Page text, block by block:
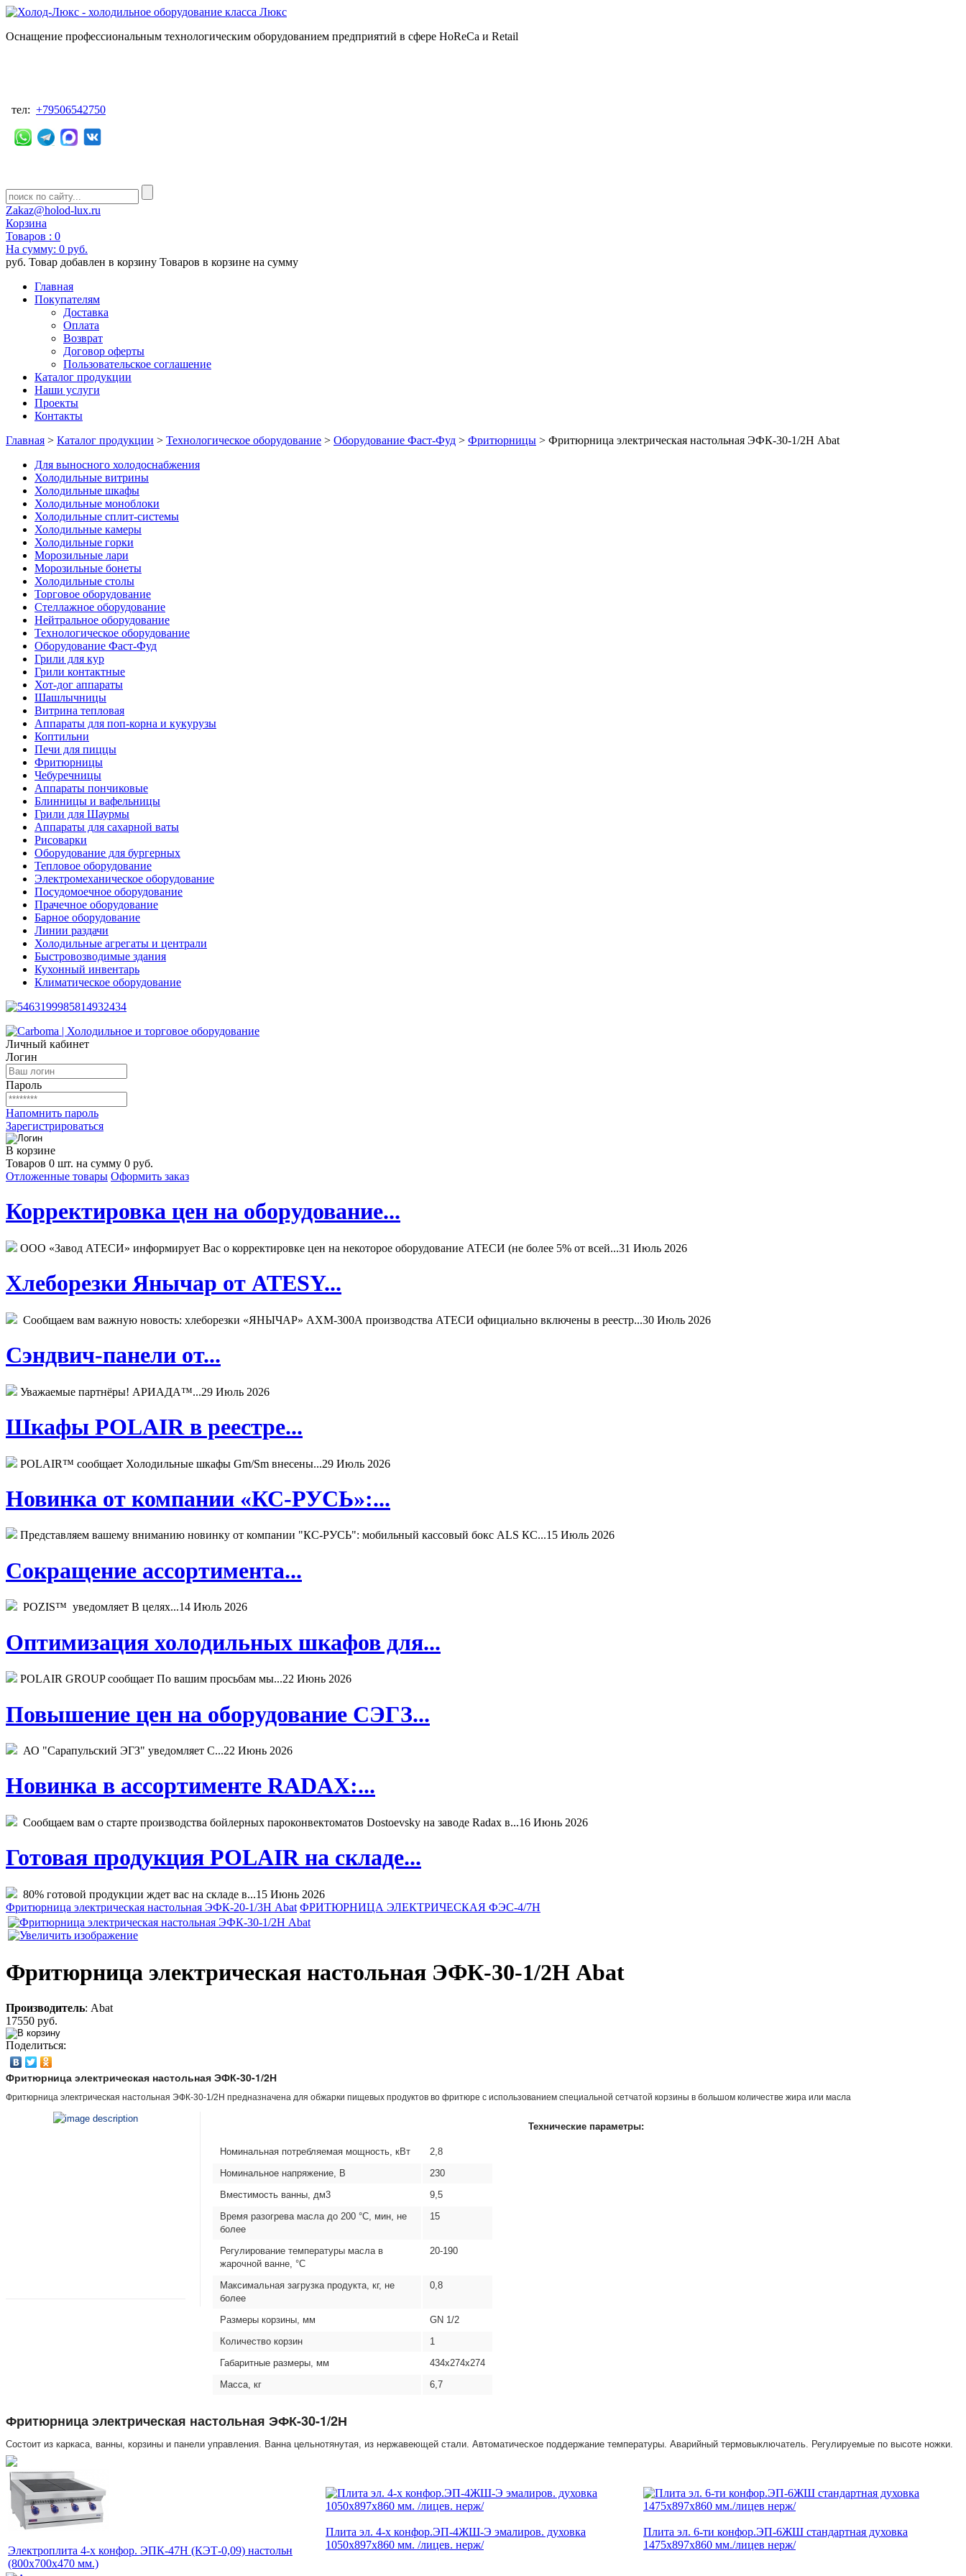
Оснащение профессиональным технологическим оборудованием предприятий в сфере HoReCa и Retail
тел: +79506542750
Zakaz@holod-lux.ru
Корзина
Товаров : 0
На сумму: 0 руб.
руб. Товар добавлен в корзину Товаров в корзине на сумму
Главная
Покупателям
Доставка
Оплата
Возврат
Договор оферты
Пользовательское соглашение
Каталог продукции
Наши услуги
Проекты
Контакты
Главная > Каталог продукции > Технологическое оборудование > Оборудование Фаст-Фуд > Фритюрницы > Фритюрница электрическая настольная ЭФК-30-1/2Н Abat
Для выносного холодоснабжения
Холодильные витрины
Холодильные шкафы
Холодильные моноблоки
Холодильные сплит-системы
Холодильные камеры
Холодильные горки
Морозильные лари
Морозильные бонеты
Холодильные столы
Торговое оборудование
Стеллажное оборудование
Нейтральное оборудование
Технологическое оборудование
Оборудование Фаст-Фуд
Грили для кур
Грили контактные
Хот-дог аппараты
Шашлычницы
Витрина тепловая
Аппараты для поп-корна и кукурузы
Коптильни
Печи для пиццы
Фритюрницы
Чебуречницы
Аппараты пончиковые
Блинницы и вафельницы
Грили для Шаурмы
Аппараты для сахарной ваты
Рисоварки
Оборудование для бургерных
Тепловое оборудование
Электромеханическое оборудование
Посудомоечное оборудование
Прачечное оборудование
Барное оборудование
Линии раздачи
Холодильные агрегаты и централи
Быстровозводимые здания
Кухонный инвентарь
Климатическое оборудование
Личный кабинет
Логин
Пароль
Напомнить пароль
Зарегистрироваться
В корзине
Товаров 0 шт. на сумму 0 руб.
Отложенные товары Оформить заказ
Корректировка цен на оборудование...
ООО «Завод АТЕСИ» информирует Вас о корректировке цен на некоторое оборудование АТЕСИ (не более 5% от всей...31 Июль 2026
Хлеборезки Янычар от ATESY...
Сообщаем вам важную новость: хлеборезки «ЯНЫЧАР» АХМ-300А производства АТЕСИ официально включены в реестр...30 Июль 2026
Сэндвич-панели от...
Уважаемые партнёры! АРИАДА™...29 Июль 2026
Шкафы POLAIR в реестре...
POLAIR™ сообщает Холодильные шкафы Gm/Sm внесены...29 Июль 2026
Новинка от компании «КС-РУСЬ»:...
Представляем вашему вниманию новинку от компании "КС-РУСЬ": мобильный кассовый бокс ALS КС...15 Июль 2026
Сокращение ассортимента...
POZIS™ уведомляет В целях...14 Июль 2026
Оптимизация холодильных шкафов для...
POLAIR GROUP сообщает По вашим просьбам мы...22 Июнь 2026
Повышение цен на оборудование СЭГЗ...
АО "Сарапульский ЭГЗ" уведомляет С...22 Июнь 2026
Новинка в ассортименте RADAX:...
Сообщаем вам о старте производства бойлерных пароконвектоматов Dostoevsky на заводе Radax в...16 Июнь 2026
Готовая продукция POLAIR на складе...
80% готовой продукции ждет вас на складе в...15 Июнь 2026
Фритюрница электрическая настольная ЭФК-20-1/3Н Abat ФРИТЮРНИЦА ЭЛЕКТРИЧЕСКАЯ ФЭС-4/7Н
Фритюрница электрическая настольная ЭФК-30-1/2Н Abat
Производитель: Abat
17550 руб.
Поделиться:
Фритюрница электрическая настольная ЭФК-30-1/2Н
Фритюрница электрическая настольная ЭФК-30-1/2Н предназначена для обжарки пищевых продуктов во фритюре с использованием специальной сетчатой корзины в большом количестве жира или масла
Технические параметры:
Номинальная потребляемая мощность, кВт
2,8
Номинальное напряжение, В
230
Вместимость ванны, дм3
9,5
Время разогрева масла до 200 °C, мин, не
более
15
Регулирование температуры масла в
жарочной ванне, °C
20-190
Максимальная загрузка продукта, кг, не
более
0,8
Размеры корзины, мм
GN 1/2
Количество корзин
1
Габаритные размеры, мм
434х274х274
Масса, кг
6,7
Фритюрница электрическая настольная ЭФК-30-1/2Н
Состоит из каркаса, ванны, корзины и панели управления. Ванна цельнотянутая, из нержавеющей стали. Автоматическое поддержание температуры. Аварийный термовыключатель. Регулируемые по высоте ножки.
Электроплита 4-х конфор. ЭПК-47Н (КЭТ-0,09) настольн
(800x700x470 мм.)
Плита эл. 4-х конфор.ЭП-4ЖШ-Э эмалиров. духовка
1050x897x860 мм. /лицев. нерж/
Плита эл. 6-ти конфор.ЭП-6ЖШ стандартная духовка
1475x897x860 мм./лицев нерж/